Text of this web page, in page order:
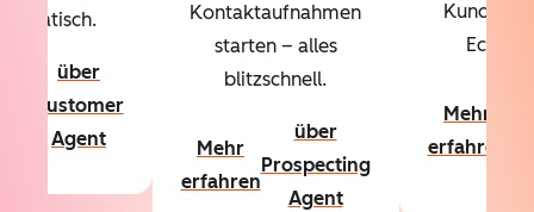
über
Customer
Agent
Kontaktaufnahmen
starten – alles
blitzschnell.
Mehr
erfahren
über
Prospecting
Agent
Mehr
erfahren